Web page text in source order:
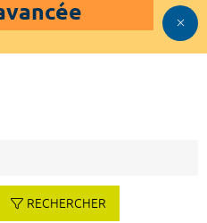
RECHERCHER